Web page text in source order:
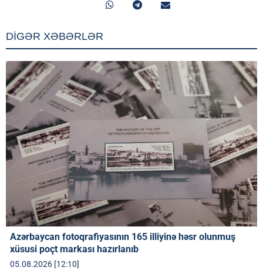
DİGƏR XƏBƏRLƏR
Azərbaycan fotoqrafiyasının 165 illiyinə həsr olunmuş
xüsusi poçt markası hazırlanıb
05.08.2026 [12:10]